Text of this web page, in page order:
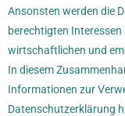
Ansonsten werden die
berechtigten
wirtschaftlichen und
In diesem
Informationen zur
Datenschutzerklärung